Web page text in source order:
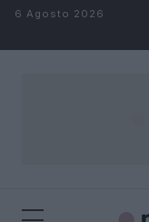
Salta al contenuto
6 Agosto 2026